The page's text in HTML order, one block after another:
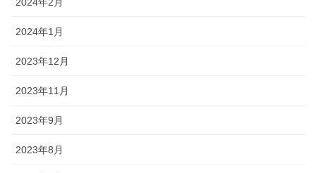
2024年1月
2023年12月
2023年11月
2023年9月
2023年8月